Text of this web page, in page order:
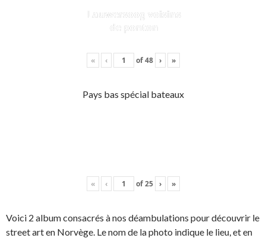
Lauwersoog voisins
de ponton
« ‹ of48 › »
Pays bas spécial bateaux
« ‹ of25 › »
Voici 2 album consacrés à nos déambulations pour découvrir le
street art en Norvège. Le nom de la photo indique le lieu, et en